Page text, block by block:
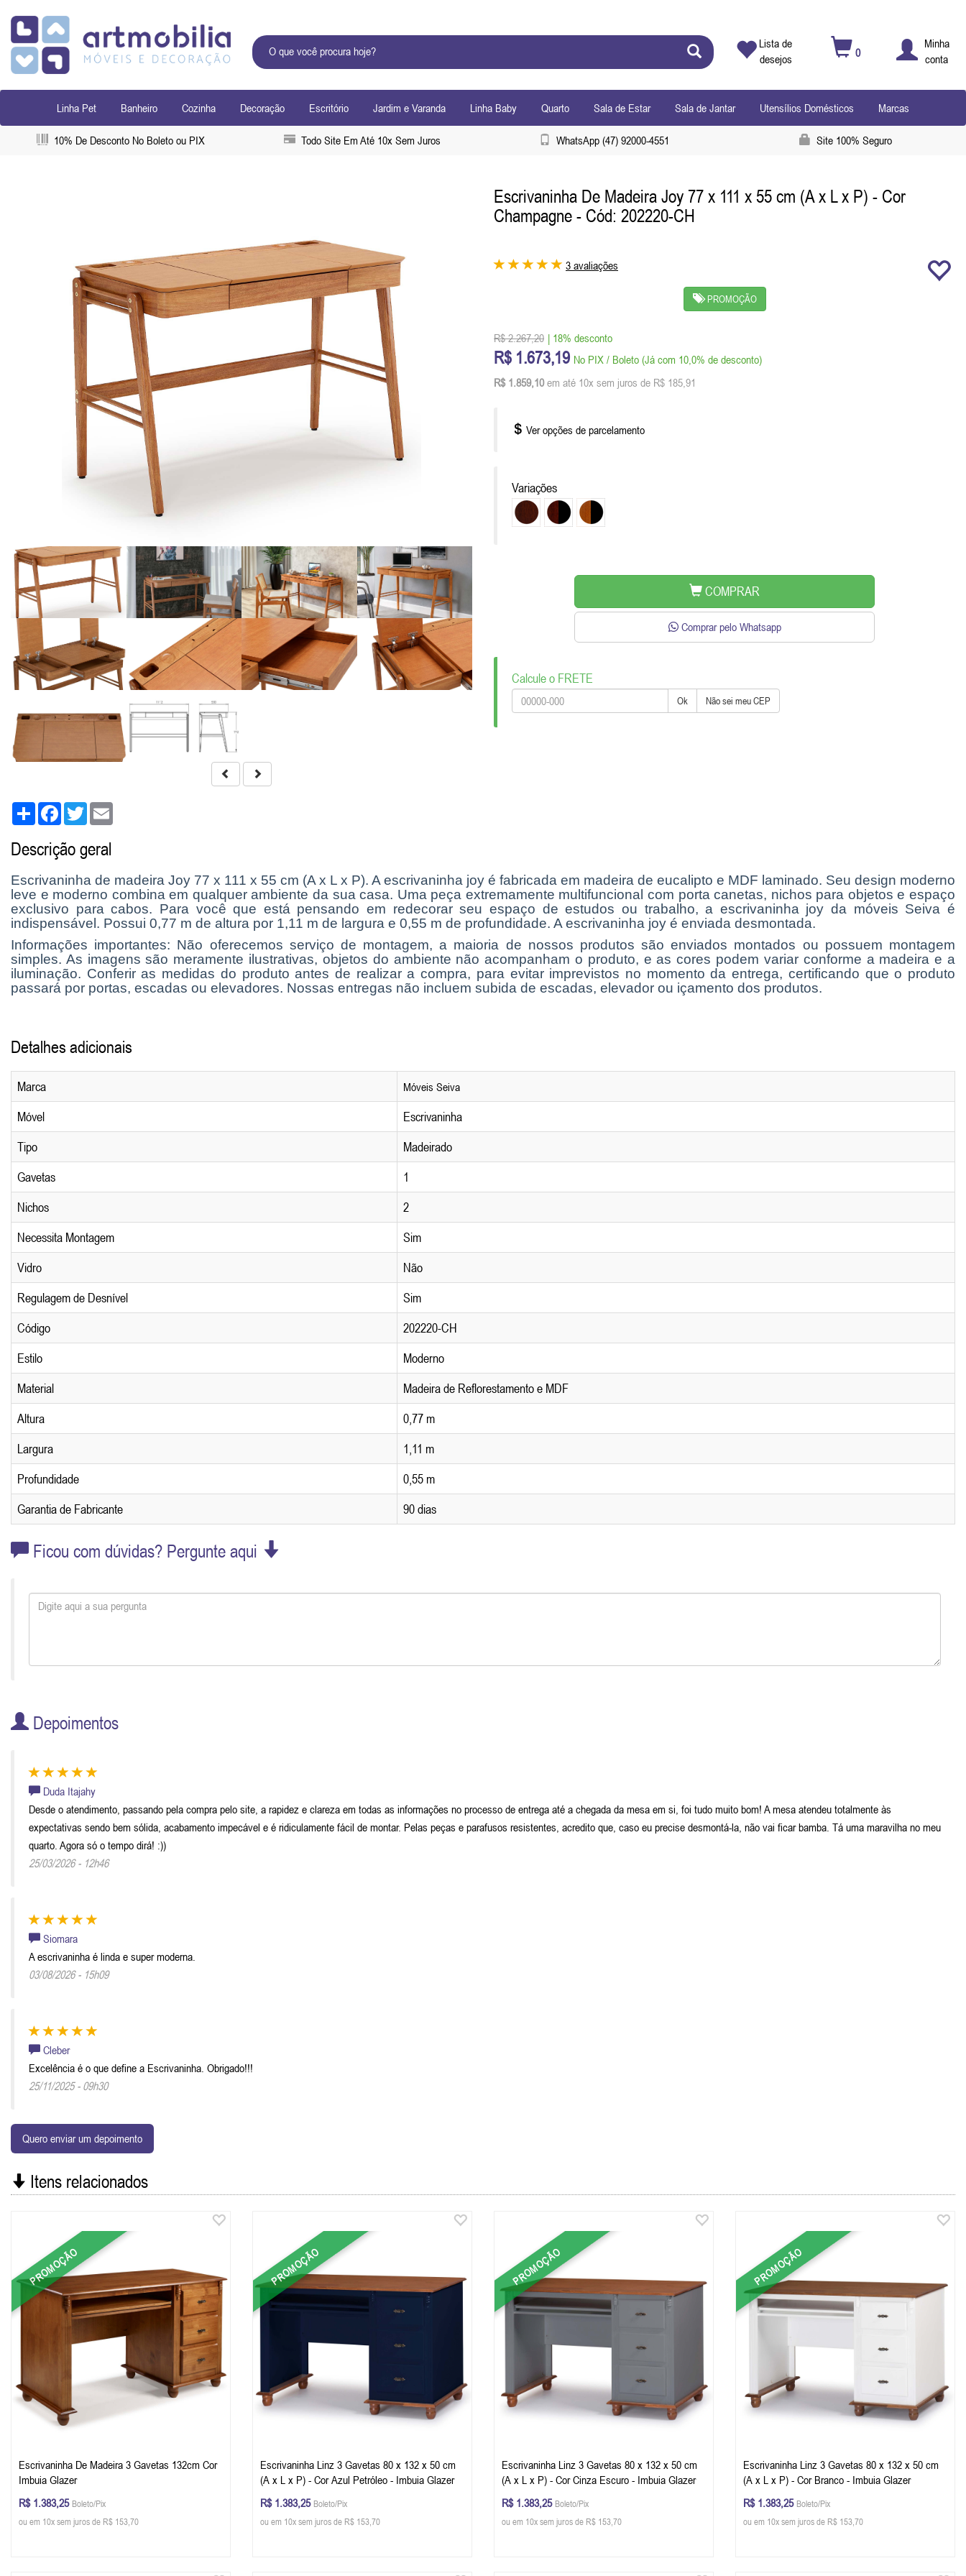
Lista de
desejos
0
Minha
conta
Linha Pet Banheiro Cozinha Decoração Escritório Jardim e Varanda Linha Baby Quarto Sala de Estar Sala de Jantar Utensílios Domésticos Marcas
10% De Desconto No Boleto ou PIX Todo Site Em Até 10x Sem Juros WhatsApp (47) 92000-4551 Site 100% Seguro
Escrivaninha De Madeira Joy 77 x 111 x 55 cm (A x L x P) - Cor
Champagne - Cód: 202220-CH
3 avaliações
PROMOÇÃO
R$ 2.267,20 | 18% desconto
R$ 1.673,19 No PIX / Boleto (Já com 10,0% de desconto)
R$ 1.859,10 em até 10x sem juros de R$ 185,91
Ver opções de parcelamento
Variações
COMPRAR
Comprar pelo Whatsapp
Calcule o FRETE
Ok Não sei meu CEP
Share FacebookTwitter
Descrição geral
Escrivaninha de madeira Joy 77 x 111 x 55 cm (A x L x P). A escrivaninha joy é fabricada em madeira de eucalipto e MDF laminado. Seu design moderno
leve e moderno combina em qualquer ambiente da sua casa. Uma peça extremamente multifuncional com porta canetas, nichos para objetos e espaço
exclusivo para cabos. Para você que está pensando em redecorar seu espaço de estudos ou trabalho, a escrivaninha joy da móveis Seiva é
indispensável. Possui 0,77 m de altura por 1,11 m de largura e 0,55 m de profundidade. A escrivaninha joy é enviada desmontada.
Informações importantes: Não oferecemos serviço de montagem, a maioria de nossos produtos são enviados montados ou possuem montagem
simples. As imagens são meramente ilustrativas, objetos do ambiente não acompanham o produto, e as cores podem variar conforme a madeira e a
iluminação. Conferir as medidas do produto antes de realizar a compra, para evitar imprevistos no momento da entrega, certificando que o produto
passará por portas, escadas ou elevadores. Nossas entregas não incluem subida de escadas, elevador ou içamento dos produtos.
Detalhes adicionais
Marca Móveis Seiva
Móvel
Escrivaninha
Tipo
Madeirado
Gavetas
1
Nichos
2
Necessita Montagem
Sim
Vidro
Não
Regulagem de Desnível
Sim
Código
202220-CH
Estilo
Moderno
Material
Madeira de Reflorestamento e MDF
Altura
0,77 m
Largura
1,11 m
Profundidade
0,55 m
Garantia de Fabricante
90 dias
Ficou com dúvidas? Pergunte aqui
Depoimentos
Duda Itajahy
Desde o atendimento, passando pela compra pelo site, a rapidez e clareza em todas as informações no processo de entrega até a chegada da mesa em si, foi tudo muito bom! A mesa atendeu totalmente às
expectativas sendo bem sólida, acabamento impecável e é ridiculamente fácil de montar. Pelas peças e parafusos resistentes, acredito que, caso eu precise desmontá-la, não vai ficar bamba. Tá uma maravilha no meu
quarto. Agora só o tempo dirá! :))
25/03/2026 - 12h46
Siomara
A escrivaninha é linda e super moderna.
03/08/2026 - 15h09
Cleber
Excelência é o que define a Escrivaninha. Obrigado!!!
25/11/2025 - 09h30
Quero enviar um depoimento
Itens relacionados
PROMOÇÃO
Escrivaninha De Madeira 3 Gavetas 132cm Cor
Imbuia Glazer
R$ 1.383,25 Boleto/Pix
ou em 10x sem juros de R$ 153,70
PROMOÇÃO
Escrivaninha Linz 3 Gavetas 80 x 132 x 50 cm
(A x L x P) - Cor Azul Petróleo - Imbuia Glazer
R$ 1.383,25 Boleto/Pix
ou em 10x sem juros de R$ 153,70
PROMOÇÃO
Escrivaninha Linz 3 Gavetas 80 x 132 x 50 cm
(A x L x P) - Cor Cinza Escuro - Imbuia Glazer
R$ 1.383,25 Boleto/Pix
ou em 10x sem juros de R$ 153,70
PROMOÇÃO
Escrivaninha Linz 3 Gavetas 80 x 132 x 50 cm
(A x L x P) - Cor Branco - Imbuia Glazer
R$ 1.383,25 Boleto/Pix
ou em 10x sem juros de R$ 153,70